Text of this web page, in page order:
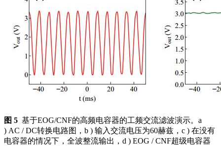
图 5 基于EOG/CNF的高频电容器的工频交流滤波演示。a
) AC / DC转换电路图，b ) 输入交流电压为60赫兹，c ) 在没有
电容器的情况下，全波整流输出，d ) EOG / CNF超级电容器